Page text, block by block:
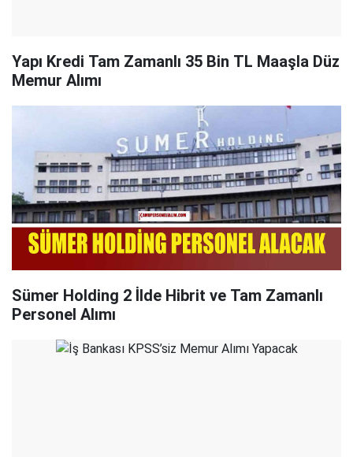
Yapı Kredi Tam Zamanlı 35 Bin TL Maaşla Düz
Memur Alımı
Sümer Holding 2 İlde Hibrit ve Tam Zamanlı
Personel Alımı